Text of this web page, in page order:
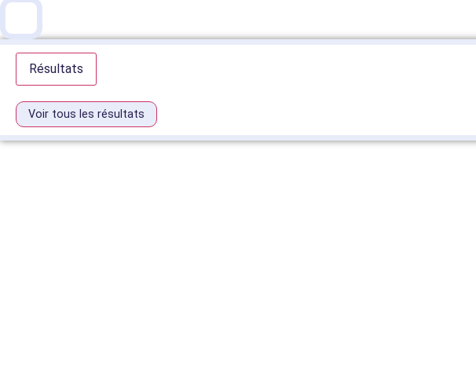
Résultats
Voir tous les résultats